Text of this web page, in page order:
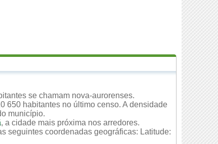
se chamam nova-aurorenses.
650 habitantes no último censo. A densidade
município.
, a cidade mais próxima nos arredores.
seguintes coordenadas geográficas: Latitude: